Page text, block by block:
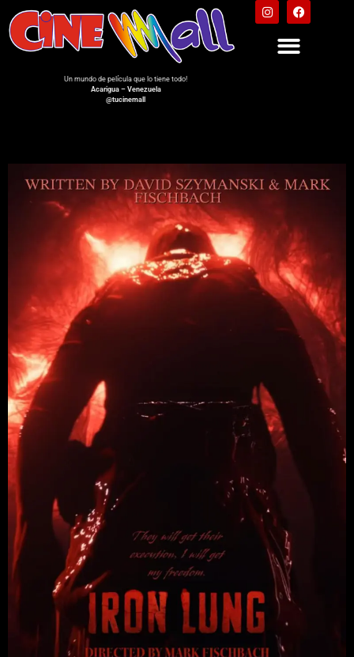
Un mundo de película que lo tiene todo!
Acarigua – Venezuela
@tucinemall